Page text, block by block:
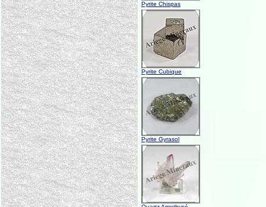
Pyrite Chispas
Pyrite Cubique
Pyrite Gyrasol